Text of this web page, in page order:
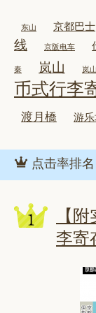
东山 京都巴士
线
京阪电车
秦 岚山 岚
币式行李
渡月橋 游乐
点击率排名
【
李寄